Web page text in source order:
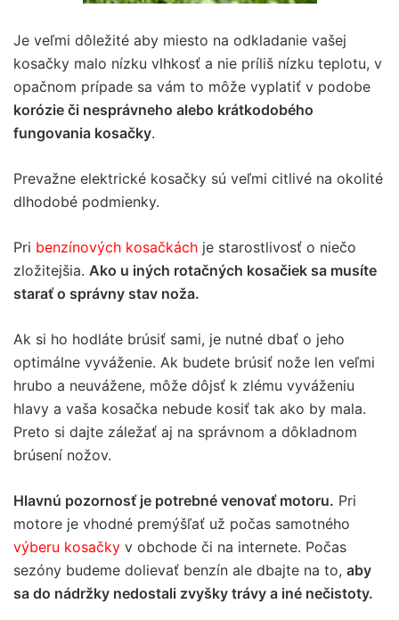
Je veľmi dôležité aby miesto na odkladanie vašej
kosačky malo nízku vlhkosť a nie príliš nízku teplotu, v
opačnom prípade sa vám to môže vyplatiť v podobe
korózie či nesprávneho alebo krátkodobého
fungovania kosačky.
Prevažne elektrické kosačky sú veľmi citlivé na okolité
dlhodobé podmienky.
Pri benzínových kosačkách je starostlivosť o niečo
zložitejšia. Ako u iných rotačných kosačiek sa musíte
starať o správny stav noža.
Ak si ho hodláte brúsiť sami, je nutné dbať o jeho
optimálne vyváženie. Ak budete brúsiť nože len veľmi
hrubo a neuvážene, môže dôjsť k zlému vyváženiu
hlavy a vaša kosačka nebude kosiť tak ako by mala.
Preto si dajte záležať aj na správnom a dôkladnom
brúsení nožov.
Hlavnú pozornosť je potrebné venovať motoru. Pri
motore je vhodné premýšľať už počas samotného
výberu kosačky v obchode či na internete. Počas
sezóny budeme dolievať benzín ale dbajte na to, aby
sa do nádržky nedostali zvyšky trávy a iné nečistoty.